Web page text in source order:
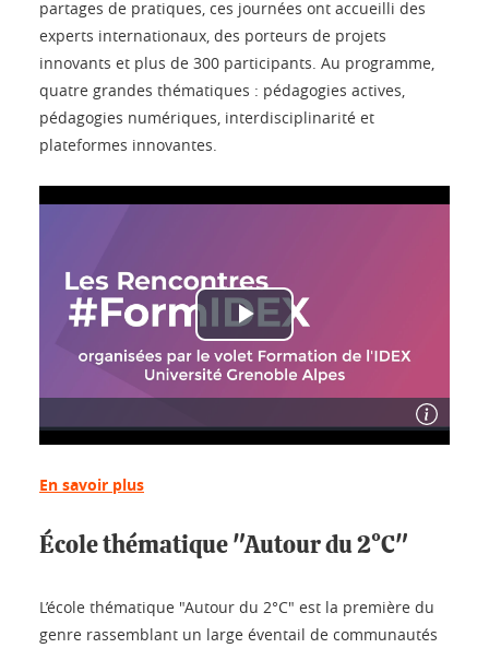
partages de pratiques, ces journées ont accueilli des
experts internationaux, des porteurs de projets
innovants et plus de 300 participants. Au programme,
quatre grandes thématiques : pédagogies actives,
pédagogies numériques, interdisciplinarité et
plateformes innovantes.
En savoir plus
École thématique "Autour du 2°C"
L’école thématique "Autour du 2°C" est la première du
genre rassemblant un large éventail de communautés